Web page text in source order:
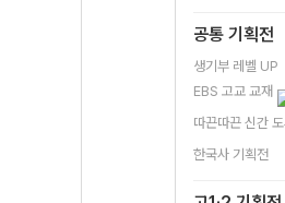
공통 기획전
생기부 레벨 UP
EBS 고교 교재
따끈따끈 신간 도
한국사 기획전